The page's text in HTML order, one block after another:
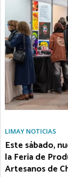
LIMAY NOTICIAS
Este sábado,
la Feria de
Artesanos de